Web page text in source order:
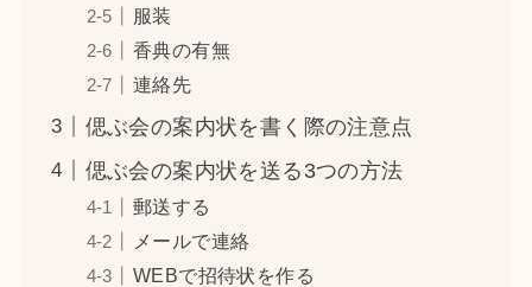
服装
香典の有無
連絡先
偲ぶ会の案内状を書く際の注意点
偲ぶ会の案内状を送る3つの方法
郵送する
メールで連絡
WEBで招待状を作る